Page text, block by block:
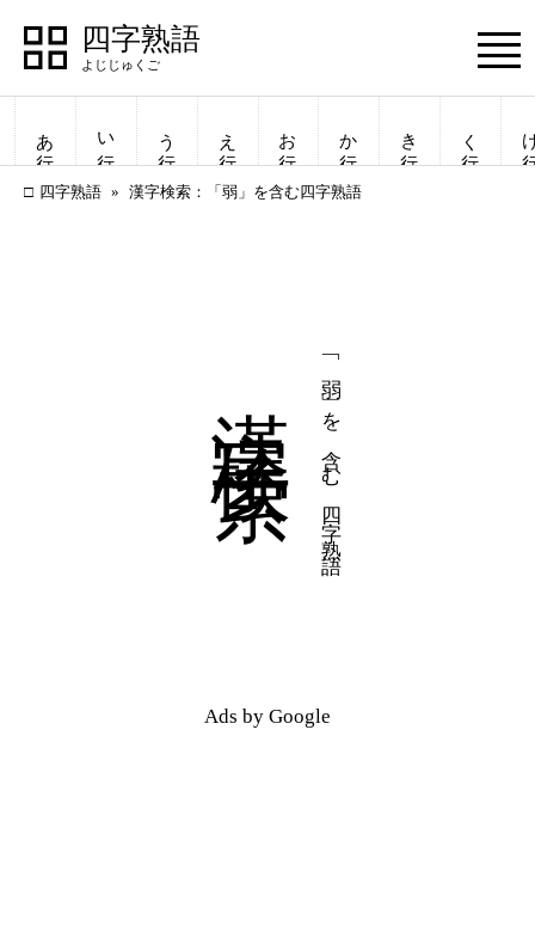
四字熟語
四字熟語
一覧表示
漢字検索
Menu
あ行 い行 う行 え行 お行 か行 き行 く行
四字熟語 漢字検索：「弱」を含む四字熟語
「弱」を含む四字熟語
Ads by Google
四字熟語
一覧表示
漢字検索